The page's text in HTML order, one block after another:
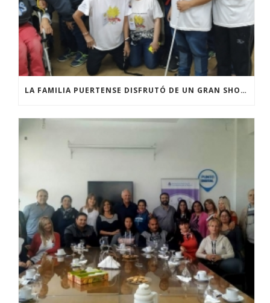
LA FAMILIA PUERTENSE DISFRUTÓ DE UN GRAN SHOW MUSICAL IVÁN CAMAÑO Y LOS CALIGARIS